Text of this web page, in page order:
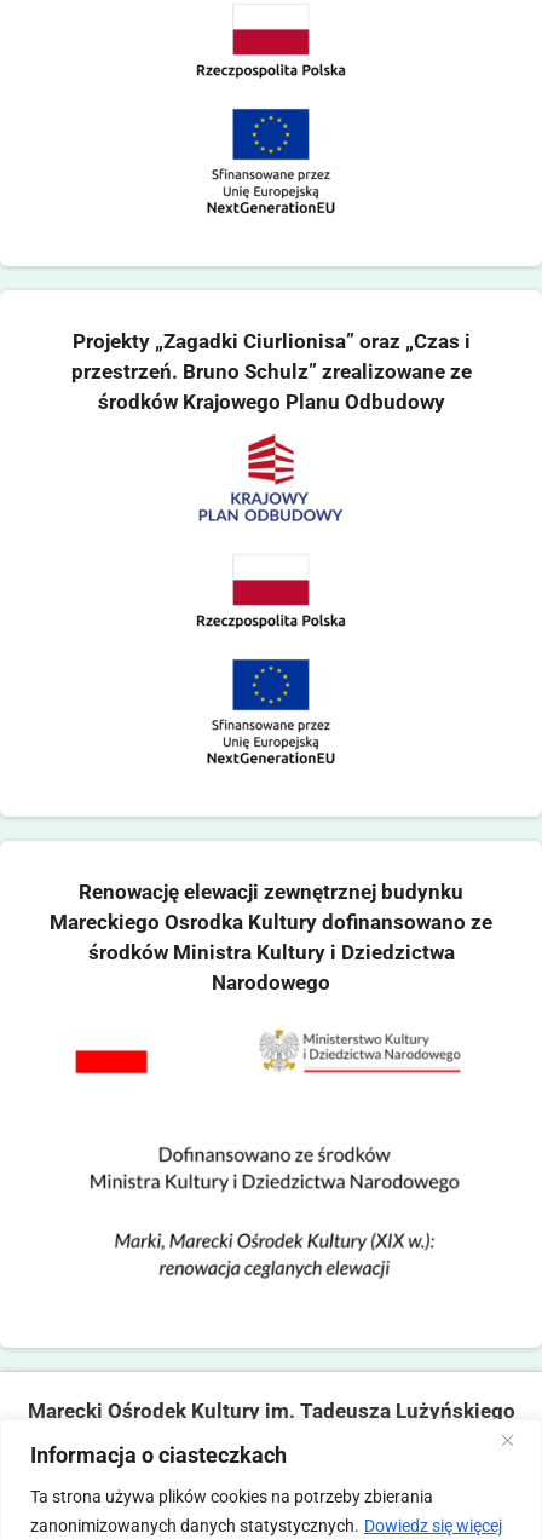
Informacja o ciasteczkach
Ta strona używa plików cookies na potrzeby zbierania
zanonimizowanych danych statystycznych. Dowiedz się więcej
Projekty „Zagadki Ciurlionisa” oraz „Czas i
przestrzeń. Bruno Schulz” zrealizowane ze
środków Krajowego Planu Odbudowy
Renowację elewacji zewnętrznej budynku
Mareckiego Osrodka Kultury dofinansowano ze
środków Ministra Kultury i Dziedzictwa
Narodowego
Marecki Ośrodek Kultury im. Tadeusza Lużyńskiego
ul. Fabryczna 2, 05-270 Marki
tel. 22 781 14 06,mokmarki@mokmarki.pl